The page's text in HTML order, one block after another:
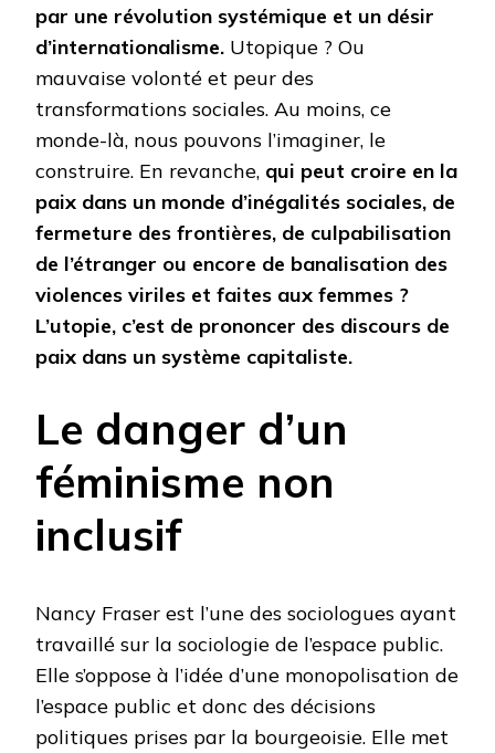
par une révolution systémique et un désir
d’internationalisme. Utopique ? Ou
mauvaise volonté et peur des
transformations sociales. Au moins, ce
monde-là, nous pouvons l’imaginer, le
construire. En revanche, qui peut croire en la
paix dans un monde d’inégalités sociales, de
fermeture des frontières, de culpabilisation
de l’étranger ou encore de banalisation des
violences viriles et faites aux femmes ?
L’utopie, c’est de prononcer des discours de
paix dans un système capitaliste.
Le danger d’un
féminisme non
inclusif
Nancy Fraser est l’une des sociologues ayant
travaillé sur la sociologie de l’espace public.
Elle s’oppose à l’idée d’une monopolisation de
l’espace public et donc des décisions
politiques prises par la bourgeoisie. Elle met